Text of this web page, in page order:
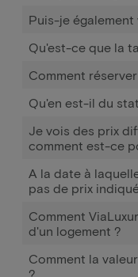
Puis-je
Qu'est-ce que la
Comment
Qu'en est-il du
Je vois des prix
comment est-ce
A la date à
pas de prix
Comment
d'un logement ?
Comment la
?